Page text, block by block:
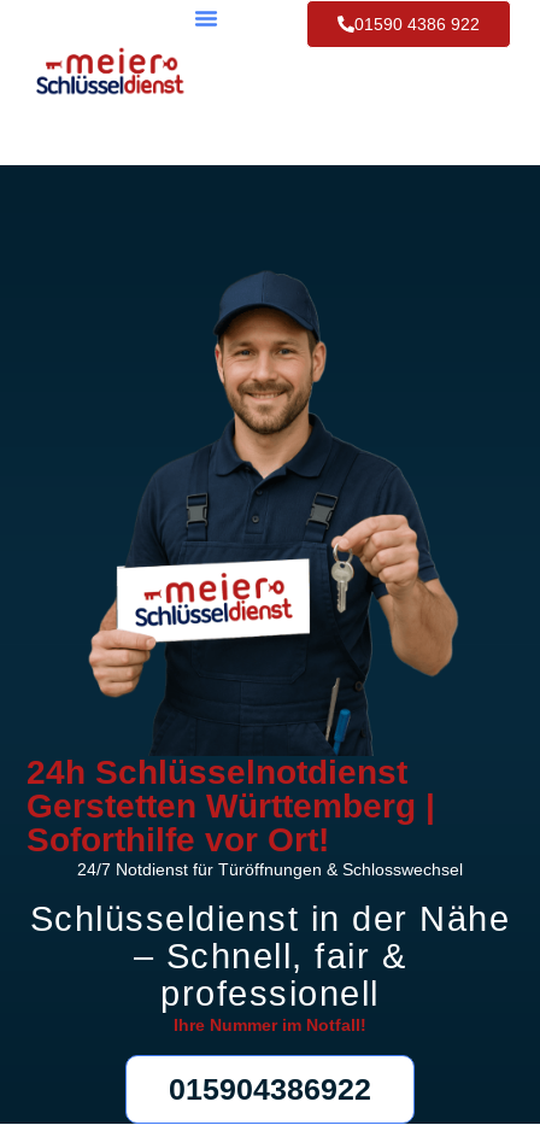
01590 4386 922
24h Schlüsselnotdienst
Gerstetten Württemberg |
Soforthilfe vor Ort!
24/7 Notdienst für Türöffnungen & Schlosswechsel
Schlüsseldienst in der Nähe
– Schnell, fair &
professionell
Ihre Nummer im Notfall!
015904386922